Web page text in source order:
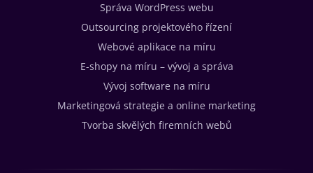
Správa WordPress webu
Outsourcing projektového řízení
Webové aplikace na míru
E-shopy na míru – vývoj a správa
Vývoj software na míru
Marketingová strategie a online marketing
Tvorba skvělých firemních webů